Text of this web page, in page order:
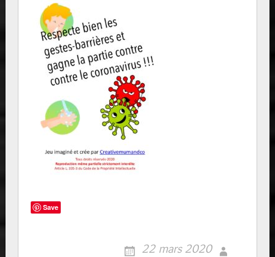
Save
22 mars 2020